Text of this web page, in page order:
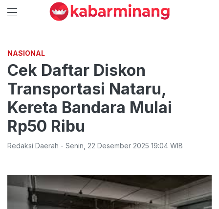
NASIONAL
Cek Daftar Diskon
Transportasi Nataru,
Kereta Bandara Mulai
Rp50 Ribu
Redaksi Daerah - Senin 22 Desember 2025 19:04 WIB